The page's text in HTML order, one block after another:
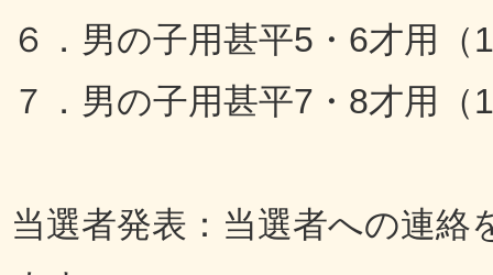
６．男の子用甚平5・6才用（
７．男の子用甚平7・8才用（
当選者発表：当選者への連